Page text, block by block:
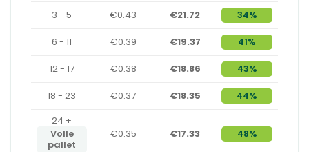
3 - 5
€0.43 €21.72 34%
6 - 11 €0.39 €19.37 41%
12 - 17 €0.38 €18.86 43%
18 - 23 €0.37 €18.35
44%
24 +
Volle
pallet
€0.35 €17.33 48%